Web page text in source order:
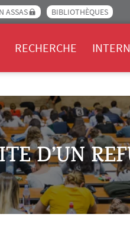
ASSAS BIBLIOTHÈQUES
RECHERCHE
D’UN